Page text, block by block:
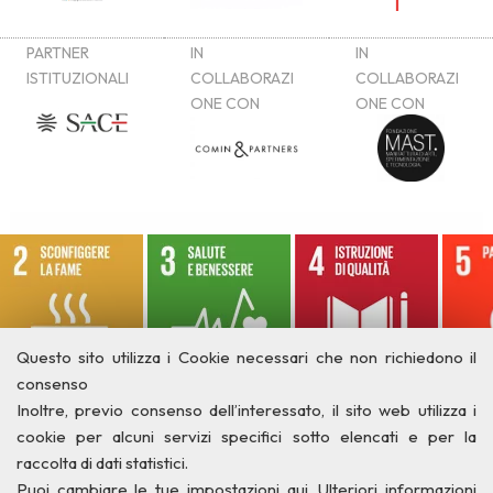
Questo sito utilizza i Cookie necessari che non richiedono il
consenso
Inoltre, previo consenso dell’interessato, il sito web utilizza i
cookie per alcuni servizi specifici sotto elencati e per la
raccolta di dati statistici.